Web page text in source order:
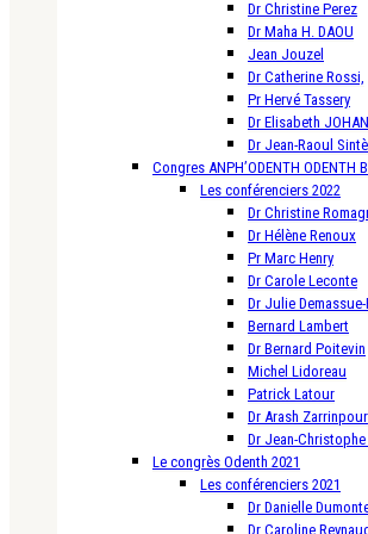
Dr Christine Perez
Dr Maha H. DAOU
Jean Jouzel
Dr Catherine Rossi,
Pr Hervé Tassery
Dr Elisabeth
Dr Jean-Raoul
Congres ANPH’ODENTH ODENTH
Les conférenciers 2022
Dr Christine
Dr Hélène Renoux
Pr Marc Henry
Dr Carole Leconte
Dr Julie Demassue-
Bernard Lambert
Dr Bernard Poitevin
Michel Lidoreau
Patrick Latour
Dr Arash Zarrinpour
Dr Jean-
Le congrès Odenth 2021
Les conférenciers 2021
Dr Danielle
Dr Caroline Reynaud